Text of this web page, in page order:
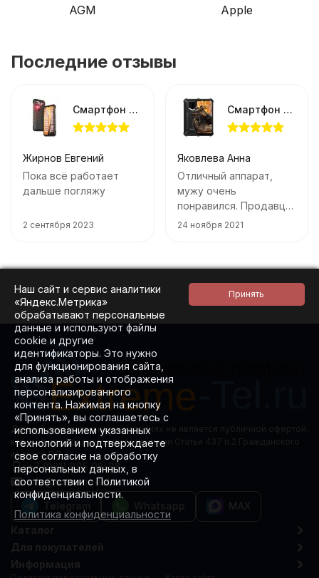
AGM Apple
Последние отзывы
Смартфон Ulefone Power Armor 19 12/256Gb
Жирнов Евгений
Пока всё работает
дальше погляжу
2 сентября 2023
Смартфон Oukitel WP15
Яковлева Анна
Отличный аппарат,
мужу очень
понравился. Продавца
рекомендую, честный,
все пришло очень
быстро СДЕКом.
24 ноября 2021
Данный сайт ни при каких условиях не является публичной офертой,
которая определяется положениями Статьи 437 п.2 Гражданского
кодекса РФ.
+7 (981) 885 08-88
info@extreme-tel.ru
Наш сайт и сервис аналитики
«Яндекс.Метрика»
обрабатывают персональные
данные и используют файлы
cookie и другие
идентификаторы. Это нужно
для функционирования сайта,
анализа работы и отображения
персонализированного
контента. Нажимая на кнопку
«Принять», вы соглашаетесь с
использованием указанных
технологий и подтверждаете
свое согласие на обработку
персональных данных, в
соответствии с Политикой
конфиденциальности.
Политика конфиденциальности